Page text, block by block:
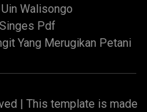
Walisongo
Pdf
Yang Merugikan Petani
| This template is made